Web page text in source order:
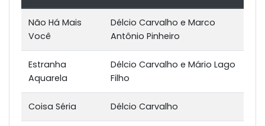
Não Há Mais
Você
Délcio Carvalho e Marco
Antônio Pinheiro
Estranha
Aquarela
Délcio Carvalho e Mário Lago
Filho
Coisa Séria Délcio Carvalho